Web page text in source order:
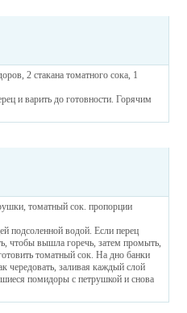
2 стакана томатного сока, 1
и варить до готовности. Горячим
томатный сок. пропорции
подсоленной водой. Если перец
чтобы вышла горечь, затем промыть,
томатный сок. На дно банки
чередовать, заливая каждый слой
помидоры с петрушкой и снова